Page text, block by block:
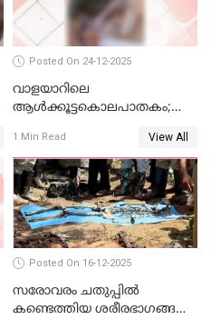
Posted On 24-12-2025
വാളയാറിലെ
ആൾക്കൂട്ടകൊലപാതകം;
വാങ്ങും
1 Min Read View All
Posted On 16-12-2025
സരോവരം ചതുപ്പിൽ
കണ്ടെത്തിയ ശരീരഭാഗങ്ങൾ